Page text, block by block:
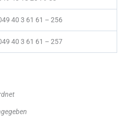
40 3 61 61 – 256
40 3 61 61 – 257